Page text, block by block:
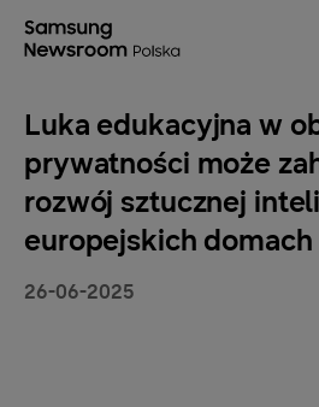
Luka edukacyjna w
prywatności może
rozwój sztucznej
europejskich domach
26-06-2025